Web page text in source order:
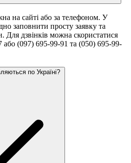
на сайті або за телефоном. У
заповнити просту заявку та
Для дзвінків можна скористатися
(097) 695-99-91 та (050) 695-99-
по Україні?